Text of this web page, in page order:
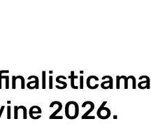
2026.